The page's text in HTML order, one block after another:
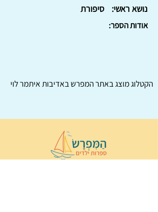
סיפורת נושא ראשי:
אודות הספר:
הקטלוג מוצג באתרהמפרשבאדיבות איתמר לוי